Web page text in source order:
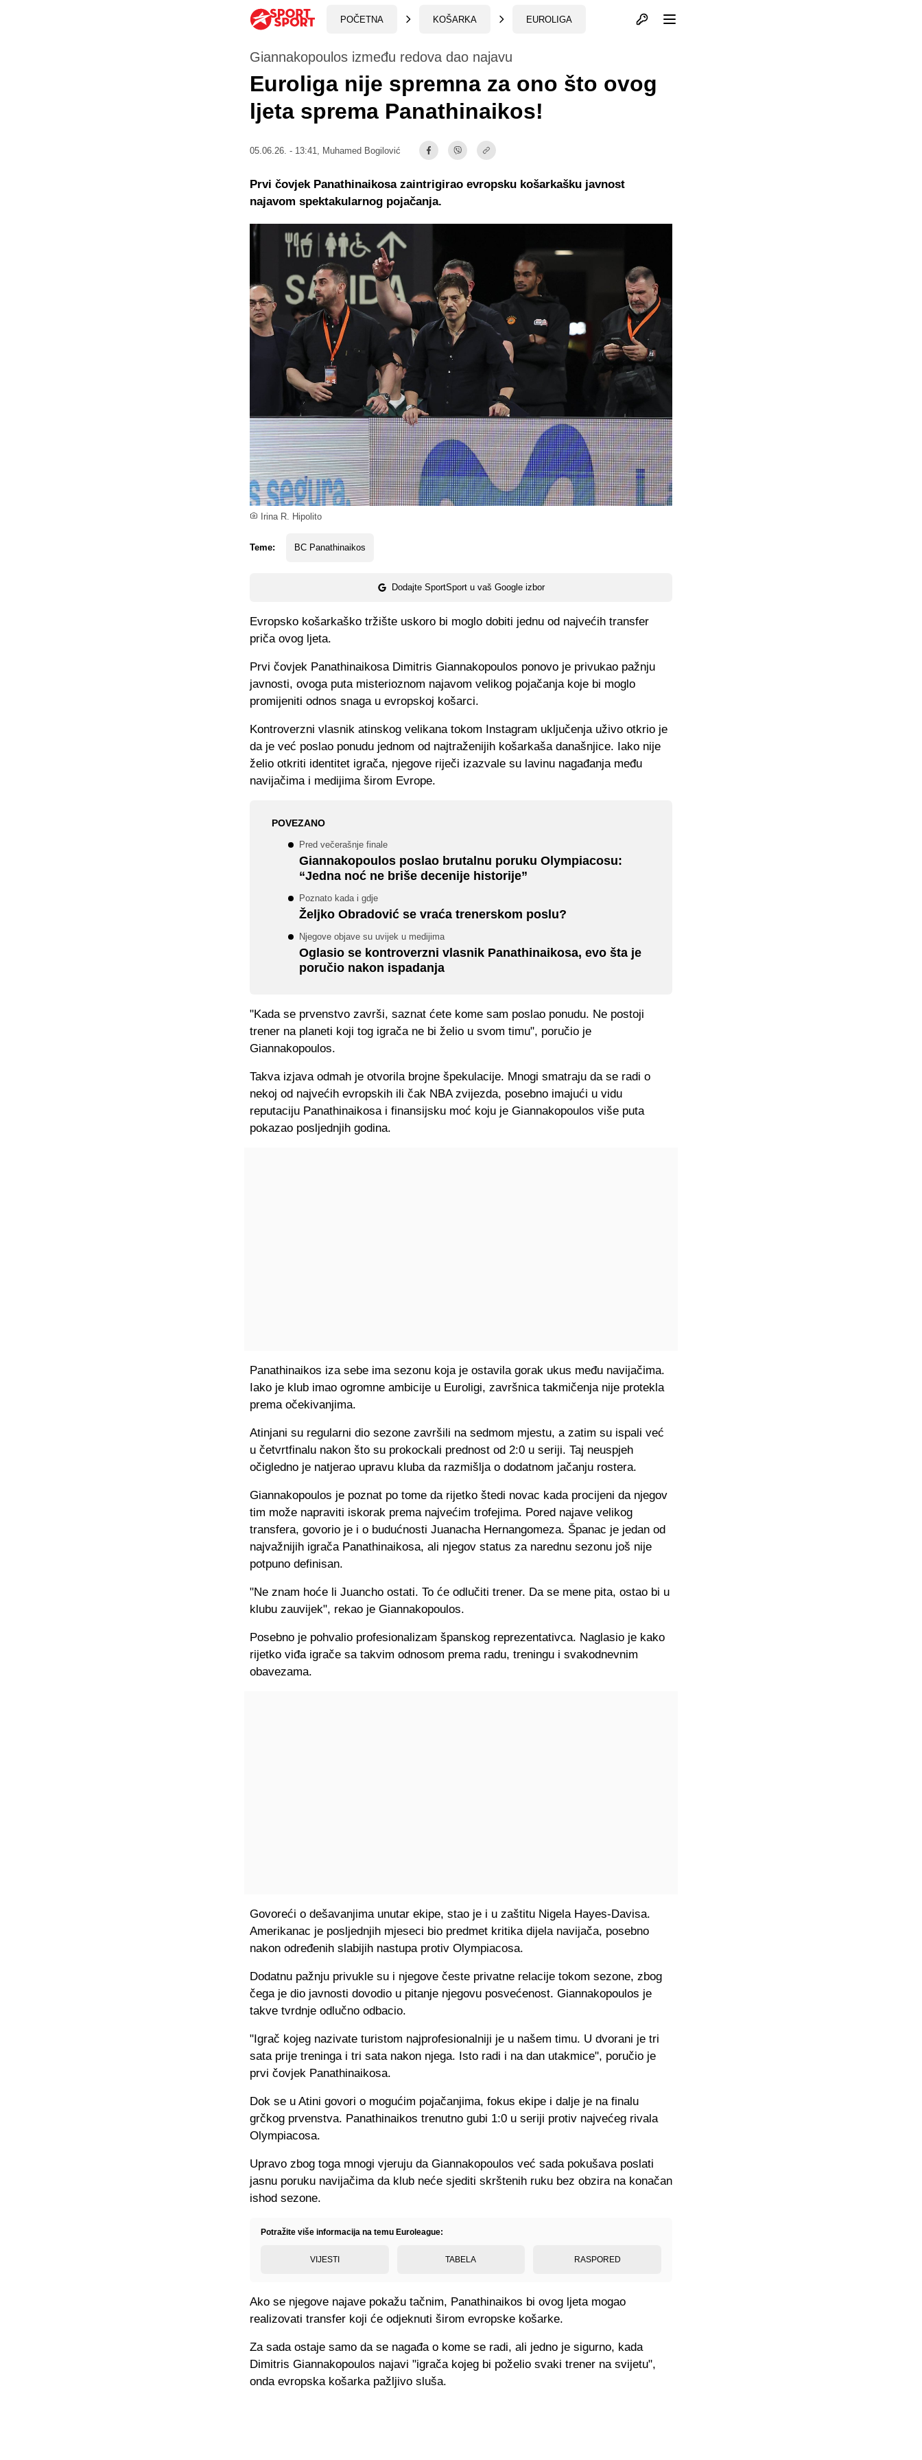
POČETNA KOŠARKA EUROLIGA Otvori profil
Irina R. Hipolito
Giannakopoulos između redova dao najavu
Euroliga nije spremna za ono što ovog
ljeta sprema Panathinaikos!
05.06.26. - 13:41, Muhamed Bogilović
Teme: BC Panathinaikos
Dodajte SportSport u vaš Google izbor
Prvi čovjek Panathinaikosa zaintrigirao evropsku košarkašku javnost
najavom spektakularnog pojačanja.
Evropsko košarkaško tržište uskoro bi moglo dobiti jednu od najvećih transfer
priča ovog ljeta.
Prvi čovjek Panathinaikosa Dimitris Giannakopoulos ponovo je privukao pažnju
javnosti, ovoga puta misterioznom najavom velikog pojačanja koje bi moglo
promijeniti odnos snaga u evropskoj košarci.
Kontroverzni vlasnik atinskog velikana tokom Instagram uključenja uživo otkrio je
da je već poslao ponudu jednom od najtraženijih košarkaša današnjice. Iako nije
želio otkriti identitet igrača, njegove riječi izazvale su lavinu nagađanja među
navijačima i medijima širom Evrope.
POVEZANO
Pred večerašnje finale
Giannakopoulos poslao brutalnu poruku Olympiacosu:
“Jedna noć ne briše decenije historije”
Poznato kada i gdje
Željko Obradović se vraća trenerskom poslu?
Njegove objave su uvijek u medijima
Oglasio se kontroverzni vlasnik Panathinaikosa, evo šta je
poručio nakon ispadanja
"Kada se prvenstvo završi, saznat ćete kome sam poslao ponudu. Ne postoji
trener na planeti koji tog igrača ne bi želio u svom timu", poručio je
Giannakopoulos.
Takva izjava odmah je otvorila brojne špekulacije. Mnogi smatraju da se radi o
nekoj od najvećih evropskih ili čak NBA zvijezda, posebno imajući u vidu
reputaciju Panathinaikosa i finansijsku moć koju je Giannakopoulos više puta
pokazao posljednjih godina.
Panathinaikos iza sebe ima sezonu koja je ostavila gorak ukus među navijačima.
Iako je klub imao ogromne ambicije u Euroligi, završnica takmičenja nije protekla
prema očekivanjima.
Atinjani su regularni dio sezone završili na sedmom mjestu, a zatim su ispali već
u četvrtfinalu nakon što su prokockali prednost od 2:0 u seriji. Taj neuspjeh
očigledno je natjerao upravu kluba da razmišlja o dodatnom jačanju rostera.
Giannakopoulos je poznat po tome da rijetko štedi novac kada procijeni da njegov
tim može napraviti iskorak prema najvećim trofejima. Pored najave velikog
transfera, govorio je i o budućnosti Juanacha Hernangomeza. Španac je jedan od
najvažnijih igrača Panathinaikosa, ali njegov status za narednu sezonu još nije
potpuno definisan.
"Ne znam hoće li Juancho ostati. To će odlučiti trener. Da se mene pita, ostao bi u
klubu zauvijek", rekao je Giannakopoulos.
Posebno je pohvalio profesionalizam španskog reprezentativca. Naglasio je kako
rijetko viđa igrače sa takvim odnosom prema radu, treningu i svakodnevnim
obavezama.
Govoreći o dešavanjima unutar ekipe, stao je i u zaštitu Nigela Hayes-Davisa.
Amerikanac je posljednjih mjeseci bio predmet kritika dijela navijača, posebno
nakon određenih slabijih nastupa protiv Olympiacosa.
Dodatnu pažnju privukle su i njegove česte privatne relacije tokom sezone, zbog
čega je dio javnosti dovodio u pitanje njegovu posvećenost. Giannakopoulos je
takve tvrdnje odlučno odbacio.
"Igrač kojeg nazivate turistom najprofesionalniji je u našem timu. U dvorani je tri
sata prije treninga i tri sata nakon njega. Isto radi i na dan utakmice", poručio je
prvi čovjek Panathinaikosa.
Dok se u Atini govori o mogućim pojačanjima, fokus ekipe i dalje je na finalu
grčkog prvenstva. Panathinaikos trenutno gubi 1:0 u seriji protiv najvećeg rivala
Olympiacosa.
Upravo zbog toga mnogi vjeruju da Giannakopoulos već sada pokušava poslati
jasnu poruku navijačima da klub neće sjediti skrštenih ruku bez obzira na konačan
ishod sezone.
Potražite više informacija na temu Euroleague:
VIJESTI TABELA RASPORED
Ako se njegove najave pokažu tačnim, Panathinaikos bi ovog ljeta mogao
realizovati transfer koji će odjeknuti širom evropske košarke.
Za sada ostaje samo da se nagađa o kome se radi, ali jedno je sigurno, kada
Dimitris Giannakopoulos najavi "igrača kojeg bi poželio svaki trener na svijetu",
onda evropska košarka pažljivo sluša.